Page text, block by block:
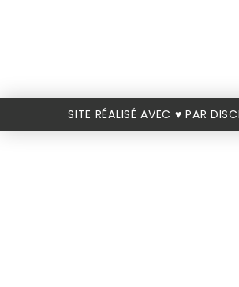
SITE RÉALISÉ AVEC ♥️ PAR